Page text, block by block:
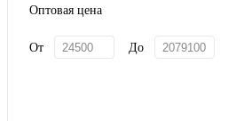
Оптовая цена
От До